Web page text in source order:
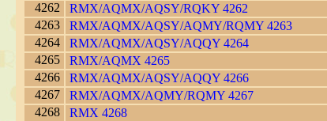
4262
RMX/AQMX/AQSY/RQKY 4262
4263
RMX/AQMX/AQSY/AQMY/RQMY 4263
4264
RMX/AQMX/AQSY/AQQY 4264
4265
RMX/AQMX 4265
4266
RMX/AQMX/AQSY/AQQY 4266
4267
RMX/AQMX/AQMY/RQMY 4267
4268
RMX 4268